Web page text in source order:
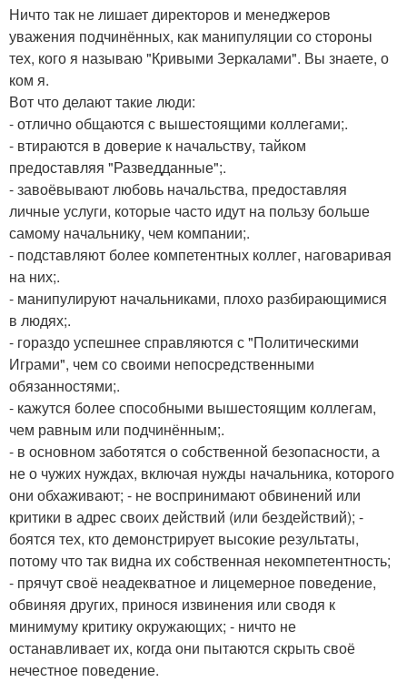
Ничто так не лишает директоров и менеджеров
уважения подчинённых, как манипуляции со стороны
тех, кого я называю "Кривыми Зеркалами". Вы знаете, о
ком я.
Вот что делают такие люди:
- отлично общаются с вышестоящими коллегами;.
- втираются в доверие к начальству, тайком
предоставляя "Разведданные";.
- завоёвывают любовь начальства, предоставляя
личные услуги, которые часто идут на пользу больше
самому начальнику, чем компании;.
- подставляют более компетентных коллег, наговаривая
на них;.
- манипулируют начальниками, плохо разбирающимися
в людях;.
- гораздо успешнее справляются с "Политическими
Играми", чем со своими непосредственными
обязанностями;.
- кажутся более способными вышестоящим коллегам,
чем равным или подчинённым;.
- в основном заботятся о собственной безопасности, а
не о чужих нуждах, включая нужды начальника, которого
они обхаживают; - не воспринимают обвинений или
критики в адрес своих действий (или бездействий); -
боятся тех, кто демонстрирует высокие результаты,
потому что так видна их собственная некомпетентность;
- прячут своё неадекватное и лицемерное поведение,
обвиняя других, принося извинения или сводя к
минимуму критику окружающих; - ничто не
останавливает их, когда они пытаются скрыть своё
нечестное поведение.